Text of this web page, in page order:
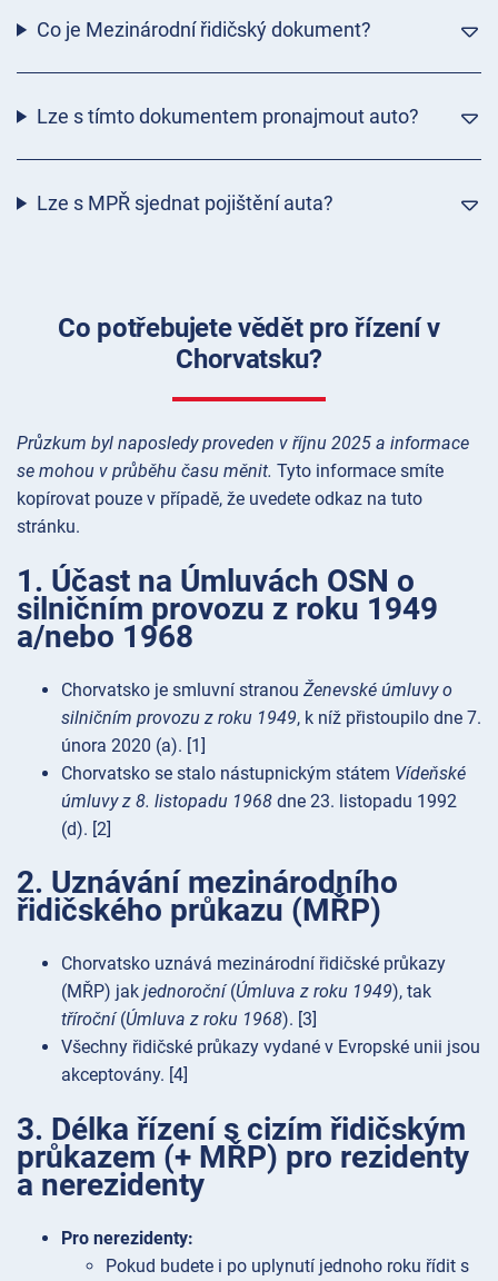
Co je Mezinárodní řidičský dokument?
Lze s tímto dokumentem pronajmout auto?
Lze s MPŘ sjednat pojištění auta?
Co potřebujete vědět pro řízení v
Chorvatsku?
Průzkum byl naposledy proveden v říjnu 2025 a informace
se mohou v průběhu času měnit. Tyto informace smíte
kopírovat pouze v případě, že uvedete odkaz na tuto
stránku.
1. Účast na Úmluvách OSN o
silničním provozu z roku 1949
a/nebo 1968
Chorvatsko je smluvní stranou Ženevské úmluvy o
silničním provozu z roku 1949, k níž přistoupilo dne 7.
února 2020 (a). [1]
Chorvatsko se stalo nástupnickým státem Vídeňské
úmluvy z 8. listopadu 1968 dne 23. listopadu 1992
(d). [2]
2. Uznávání mezinárodního
řidičského průkazu (MŘP)
Chorvatsko uznává mezinárodní řidičské průkazy
(MŘP) jak jednoroční(Úmluva z roku 1949), tak
tříroční(Úmluva z roku 1968). [3]
Všechny řidičské průkazy vydané v Evropské unii jsou
akceptovány. [4]
3. Délka řízení s cizím řidičským
průkazem (+ MŘP) pro rezidenty
a nerezidenty
Pro nerezidenty:
Pokud budete i po uplynutí jednoho roku řídit s